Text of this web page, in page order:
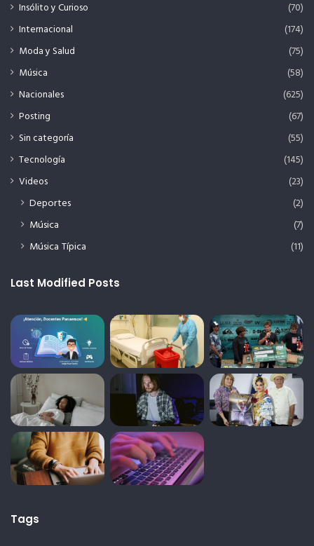
Insólito y Curioso
(70)
Internacional
(174)
Moda y Salud
(75)
Música
(58)
Nacionales
(625)
Posting
(67)
Sin categoría
(55)
Tecnología
(145)
Videos
(23)
Deportes
(2)
Música
(7)
Música Típica
(11)
Last Modified Posts
Tags